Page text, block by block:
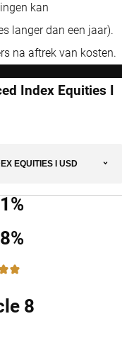
kan
langer dan een jaar).
na aftrek van kosten.
Index Equities I
EQUITIES I USD
8